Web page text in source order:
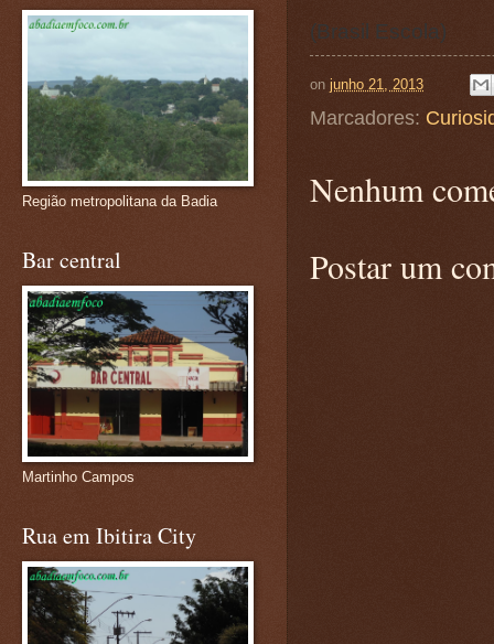
(Brasil Escola)
on junho 21, 2013
Marcadores:
Nenhum
Postar um
Região metropolitana da Badia
Bar central
Martinho Campos
Rua em Ibitira City